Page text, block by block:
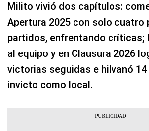
Milito vivió dos capítulos:
Apertura 2025 con solo cuatro
partidos, enfrentando críticas;
al equipo y en Clausura 2026
victorias seguidas e hilvanó
invicto como local.